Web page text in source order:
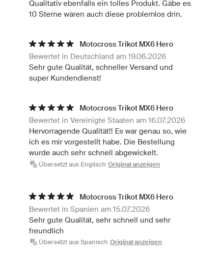
Qualitativ ebenfalls ein tolles Produkt. Gäbe es
10 Sterne wären auch diese problemlos drin.
Motocross Trikot MX6 Hero
Bewertet in Deutschland am 19.06.2026
Sehr gute Qualität, schneller Versand und
super Kundendienst!
Motocross Trikot MX6 Hero
Bewertet in Vereinigte Staaten am 16.07.2026
Hervorragende Qualität!! Es war genau so, wie
ich es mir vorgestellt habe. Die Bestellung
wurde auch sehr schnell abgewickelt.
Übersetzt aus Englisch Original anzeigen
Motocross Trikot MX6 Hero
Bewertet in Spanien am 15.07.2026
Sehr gute Qualität, sehr schnell und sehr
freundlich
Übersetzt aus Spanisch Original anzeigen